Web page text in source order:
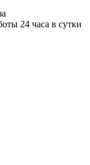
24 часа в сутки